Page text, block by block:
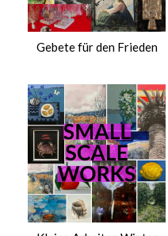
Gebete für den Frieden